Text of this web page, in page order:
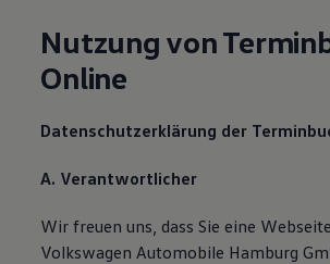
Nutzung von
Online
Datenschutzerklärung der
A. Verantwortlicher
Wir freuen uns, dass Sie eine
Volkswagen Automobile Hamburg